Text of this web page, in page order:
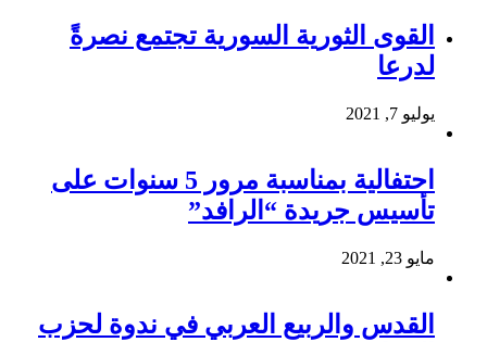
القوى الثورية السورية تجتمع نصرةً
لدرعا
يوليو 7, 2021
احتفالية بمناسبة مرور 5 سنوات على
تأسيس جريدة “الرافد”
مايو 23, 2021
القدس والربيع العربي في ندوة لحزب